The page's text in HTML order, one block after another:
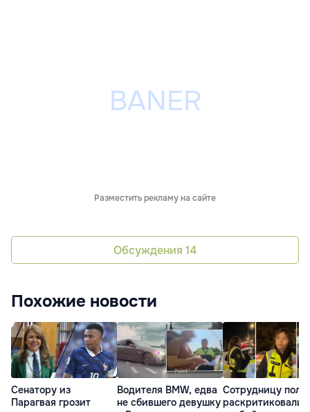
Разместить рекламу на сайте
Обсуждения 14
Похожие новости
Сенатору из
Парагвая грозит
Водителя BMW, едва
не сбившего девушку
Сотрудницу
раскритиковали